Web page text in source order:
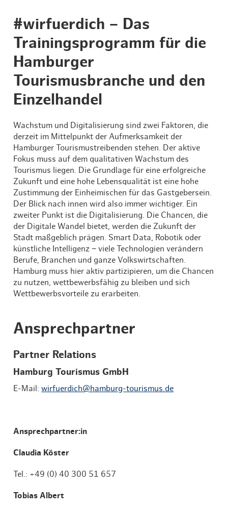
#wirfuerdich – Das
Trainingsprogramm für die
Hamburger
Tourismusbranche und den
Einzelhandel
Wachstum und Digitalisierung sind zwei Faktoren, die
derzeit im Mittelpunkt der Aufmerksamkeit der
Hamburger Tourismustreibenden stehen. Der aktive
Fokus muss auf dem qualitativen Wachstum des
Tourismus liegen. Die Grundlage für eine erfolgreiche
Zukunft und eine hohe Lebensqualität ist eine hohe
Zustimmung der Einheimischen für das Gastgebersein.
Der Blick nach innen wird also immer wichtiger. Ein
zweiter Punkt ist die Digitalisierung. Die Chancen, die
der Digitale Wandel bietet, werden die Zukunft der
Stadt maßgeblich prägen. Smart Data, Robotik oder
künstliche Intelligenz − viele Technologien verändern
Berufe, Branchen und ganze Volkswirtschaften.
Hamburg muss hier aktiv partizipieren, um die Chancen
zu nutzen, wettbewerbsfähig zu bleiben und sich
Wettbewerbsvorteile zu erarbeiten.
Ansprechpartner
Partner Relations
Hamburg Tourismus GmbH
E-Mail:wirfuerdich@hamburg-tourismus.de
Ansprechpartner:in
Claudia Köster
Tel.: +49 (0) 40 300 51 657
Tobias Albert